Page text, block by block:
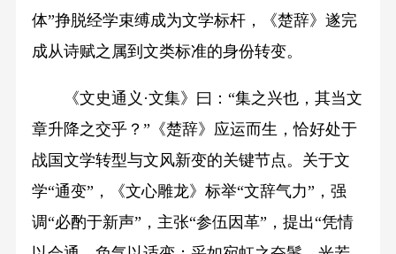
体”挣脱经学束缚成为文学标杆，《楚辞》遂完
成从诗赋之属到文类标准的身份转变。
《文史通义·文集》曰：“集之兴也，其当文
章升降之交乎？”《楚辞》应运而生，恰好处于
战国文学转型与文风新变的关键节点。关于文
学“通变”，《文心雕龙》标举“文辞气力”，强
调“必酌于新声”，主张“参伍因革”，提出“凭情